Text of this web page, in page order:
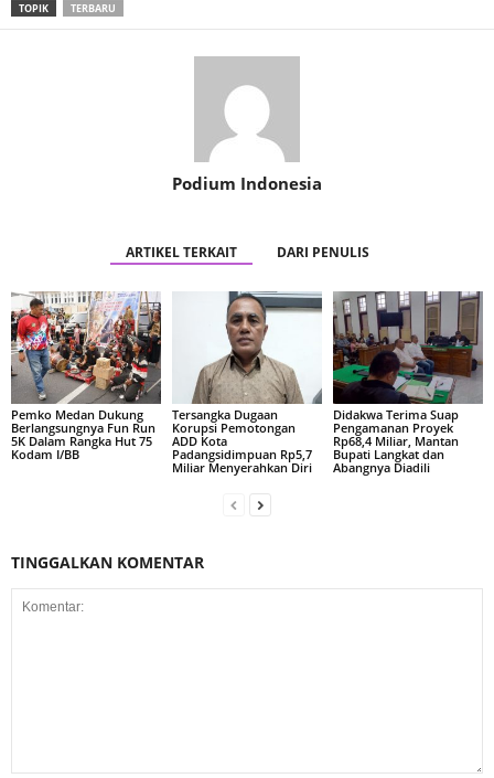
TOPIK TERBARU
Podium Indonesia
ARTIKEL TERKAIT DARI PENULIS
Pemko Medan Dukung
Berlangsungnya Fun Run
5K Dalam Rangka Hut 75
Kodam I/BB
Tersangka Dugaan
Korupsi Pemotongan
ADD Kota
Padangsidimpuan Rp5,7
Miliar Menyerahkan Diri
Didakwa Terima Suap
Pengamanan Proyek
Rp68,4 Miliar, Mantan
Bupati Langkat dan
Abangnya Diadili
TINGGALKAN KOMENTAR